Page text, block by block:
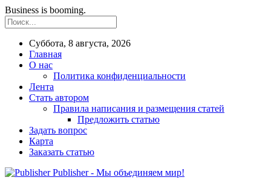
Business is booming.
Суббота, 8 августа, 2026
Главная
О нас
Политика конфиденциальности
Лента
Стать автором
Правила написания и размещения статей
Предложить статью
Задать вопрос
Карта
Заказать статью
Publisher - Мы объединяем мир!